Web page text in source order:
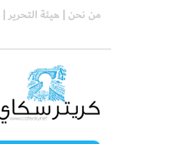
من نحن | هيئة التحرير |